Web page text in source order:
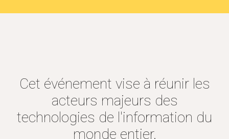
Cet événement vise à réunir les
acteurs majeurs des
technologies de l'information du
monde entier.